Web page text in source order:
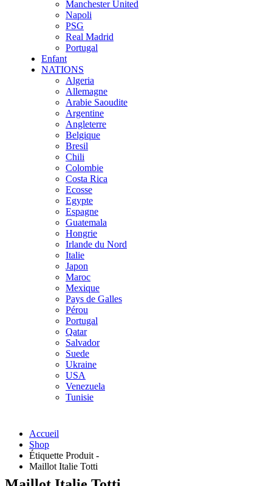
Manchester United
Napoli
PSG
Real Madrid
Portugal
Enfant
NATIONS
Algeria
Allemagne
Arabie Saoudite
Argentine
Angleterre
Belgique
Bresil
Chili
Colombie
Costa Rica
Ecosse
Egypte
Espagne
Guatemala
Hongrie
Irlande du Nord
Italie
Japon
Maroc
Mexique
Pays de Galles
Pérou
Portugal
Qatar
Salvador
Suede
Ukraine
USA
Venezuela
Tunisie
Accueil
Shop
Étiquette Produit -
Maillot Italie Totti